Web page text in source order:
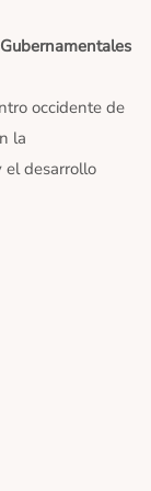
occidente de
la
el desarrollo